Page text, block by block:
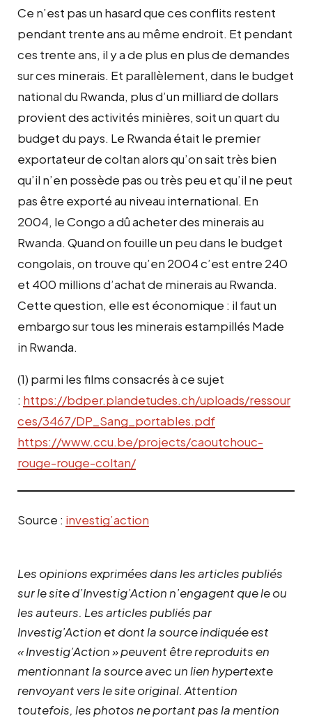
Ce n’est pas un hasard que ces conflits restent
pendant trente ans au même endroit. Et pendant
ces trente ans, il y a de plus en plus de demandes
sur ces minerais. Et parallèlement, dans le budget
national du Rwanda, plus d’un milliard de dollars
provient des activités minières, soit un quart du
budget du pays. Le Rwanda était le premier
exportateur de coltan alors qu’on sait très bien
qu’il n’en possède pas ou très peu et qu’il ne peut
pas être exporté au niveau international. En
2004, le Congo a dû acheter des minerais au
Rwanda. Quand on fouille un peu dans le budget
congolais, on trouve qu’en 2004 c’est entre 240
et 400 millions d’achat de minerais au Rwanda.
Cette question, elle est économique : il faut un
embargo sur tous les minerais estampillés Made
in Rwanda.
(1) parmi les films consacrés à ce sujet
: https://bdper.plandetudes.ch/uploads/ressour
ces/3467/DP_Sang_portables.pdf
https://www.ccu.be/projects/caoutchouc-
rouge-rouge-coltan/
Source : investig’action
Les opinions exprimées dans les articles publiés
sur le site d’Investig’Action n’engagent que le ou
les auteurs. Les articles publiés par
Investig’Action et dont la source indiquée est
« Investig’Action » peuvent être reproduits en
mentionnant la source avec un lien hypertexte
renvoyant vers le site original. Attention
toutefois, les photos ne portant pas la mention